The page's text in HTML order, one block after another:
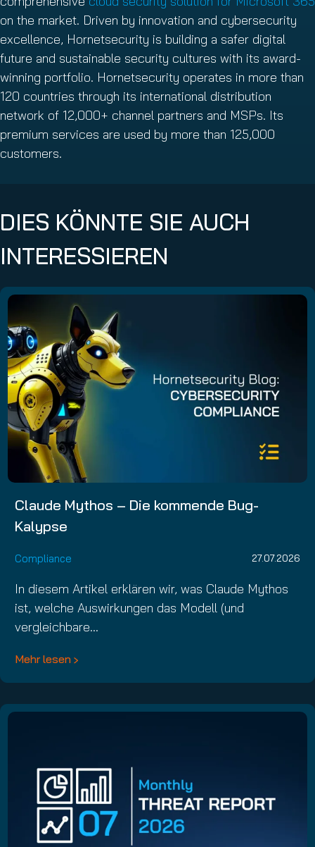
on the market. Driven by innovation and cybersecurity
excellence, Hornetsecurity is building a safer digital
future and sustainable security cultures with its award-
winning portfolio. Hornetsecurity operates in more than
120 countries through its international distribution
network of 12,000+ channel partners and MSPs. Its
premium services are used by more than 125,000
customers.
DIES KÖNNTE SIE AUCH
INTERESSIEREN
Claude Mythos – Die kommende Bug-
Kalypse
Compliance 27.07.2026
In diesem Artikel erklären wir, was Claude Mythos
ist, welche Auswirkungen das Modell (und
vergleichbare…
Mehr lesen